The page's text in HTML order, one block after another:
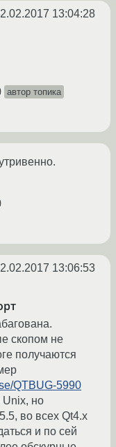
13:04:28
автор топика
13:06:53
скопом не
получаются
QTBUG-5990
Unix, но
во всех Qt4.x
и по сей